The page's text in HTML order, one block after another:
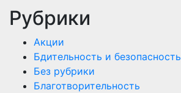
Рубрики
Акции
Бдительность и безопасность
Без рубрики
Благотворительность